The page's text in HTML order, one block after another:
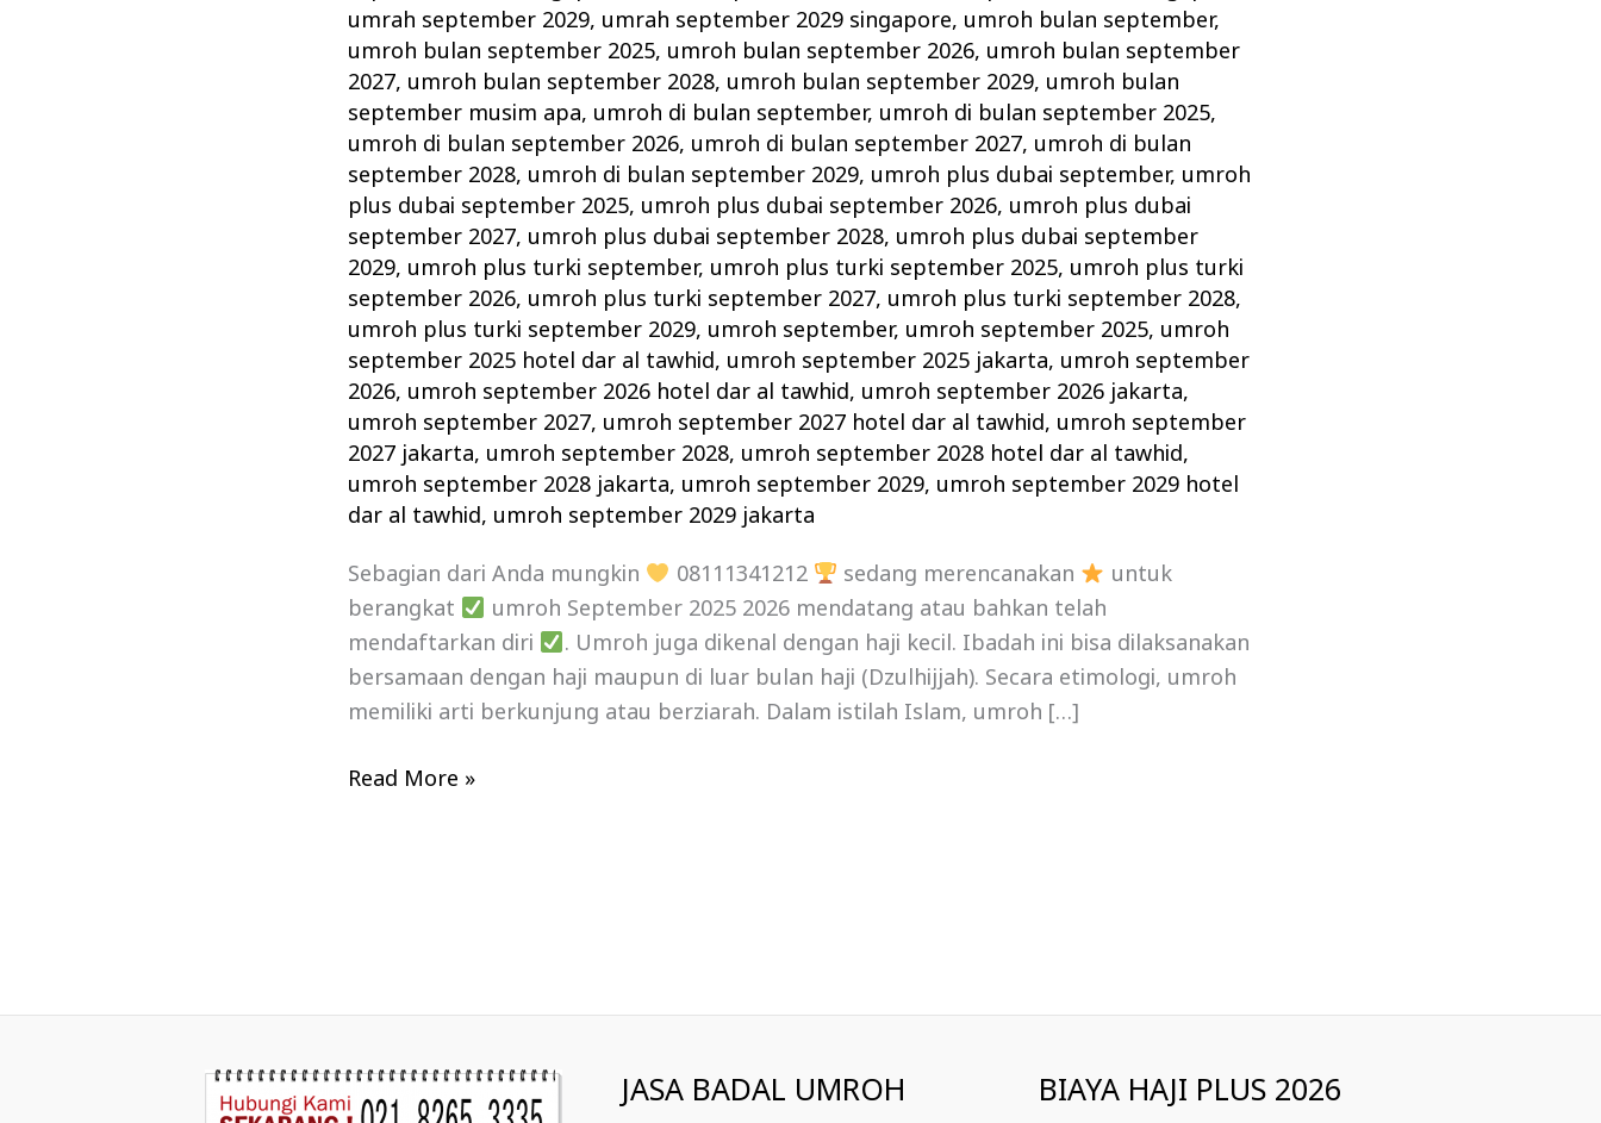
umrah september 2029, umrah september 2029 singapore, umroh bulan september,
umroh bulan september 2025, umroh bulan september 2026, umroh bulan september
2027, umroh bulan september 2028, umroh bulan september 2029, umroh bulan
september musim apa, umroh di bulan september, umroh di bulan september 2025,
umroh di bulan september 2026, umroh di bulan september 2027, umroh di bulan
september 2028, umroh di bulan september 2029, umroh plus dubai september, umroh
plus dubai september 2025, umroh plus dubai september 2026, umroh plus dubai
september 2027, umroh plus dubai september 2028, umroh plus dubai september
2029, umroh plus turki september, umroh plus turki september 2025, umroh plus turki
september 2026, umroh plus turki september 2027, umroh plus turki september 2028,
umroh plus turki september 2029, umroh september, umroh september 2025, umroh
september 2025 hotel dar al tawhid, umroh september 2025 jakarta, umroh september
2026, umroh september 2026 hotel dar al tawhid, umroh september 2026 jakarta,
umroh september 2027, umroh september 2027 hotel dar al tawhid, umroh september
2027 jakarta, umroh september 2028, umroh september 2028 hotel dar al tawhid,
umroh september 2028 jakarta, umroh september 2029, umroh september 2029 hotel
dar al tawhid, umroh september 2029 jakarta
Sebagian dari Anda mungkin 08111341212 sedang merencanakan
untuk
berangkat
umroh September 2025 2026 mendatang atau bahkan telah
mendaftarkan diri
. Umroh juga dikenal dengan haji kecil. Ibadah ini bisa dilaksanakan
bersamaan dengan haji maupun di luar bulan haji (Dzulhijjah). Secara etimologi, umroh
memiliki arti berkunjung atau berziarah. Dalam istilah Islam, umroh […]
Read More »
JASA BADAL UMROH
BIAYA HAJI PLUS 2026